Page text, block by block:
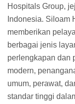
Hospitals Group,
Indonesia. Siloam
memberikan
berbagai jenis
perlengkapan dan
modern,
umum, perawat,
standar tinggi